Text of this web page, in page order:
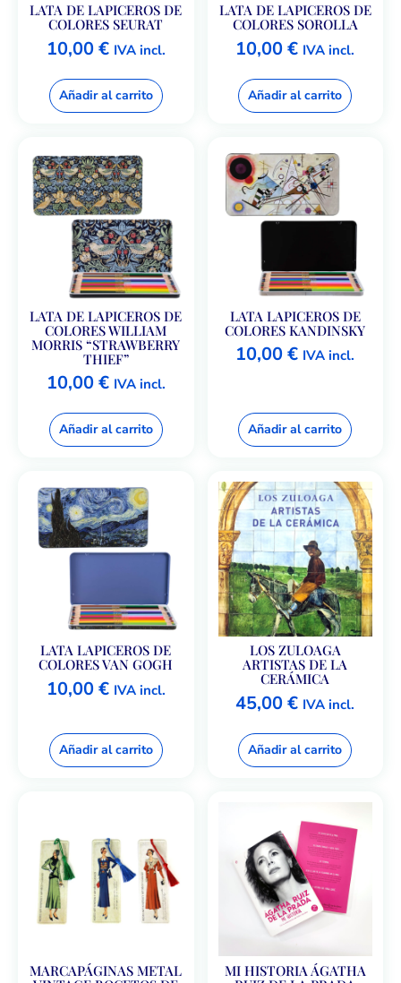
LATA DE LAPICEROS DE
COLORES SEURAT
10,00€ IVA incl.
Añadir al carrito
LATA DE LAPICEROS DE
COLORES SOROLLA
10,00€ IVA incl.
Añadir al carrito
LATA DE LAPICEROS DE
COLORES WILLIAM
MORRIS “STRAWBERRY
THIEF”
10,00€ IVA incl.
Añadir al carrito
LATA LAPICEROS DE
COLORES KANDINSKY
10,00€ IVA incl.
Añadir al carrito
LATA LAPICEROS DE
COLORES VAN GOGH
10,00€ IVA incl.
Añadir al carrito
LOS ZULOAGA
ARTISTAS DE LA
CERÁMICA
45,00€ IVA incl.
Añadir al carrito
MARCAPÁGINAS METAL
MI HISTORIA ÁGATHA